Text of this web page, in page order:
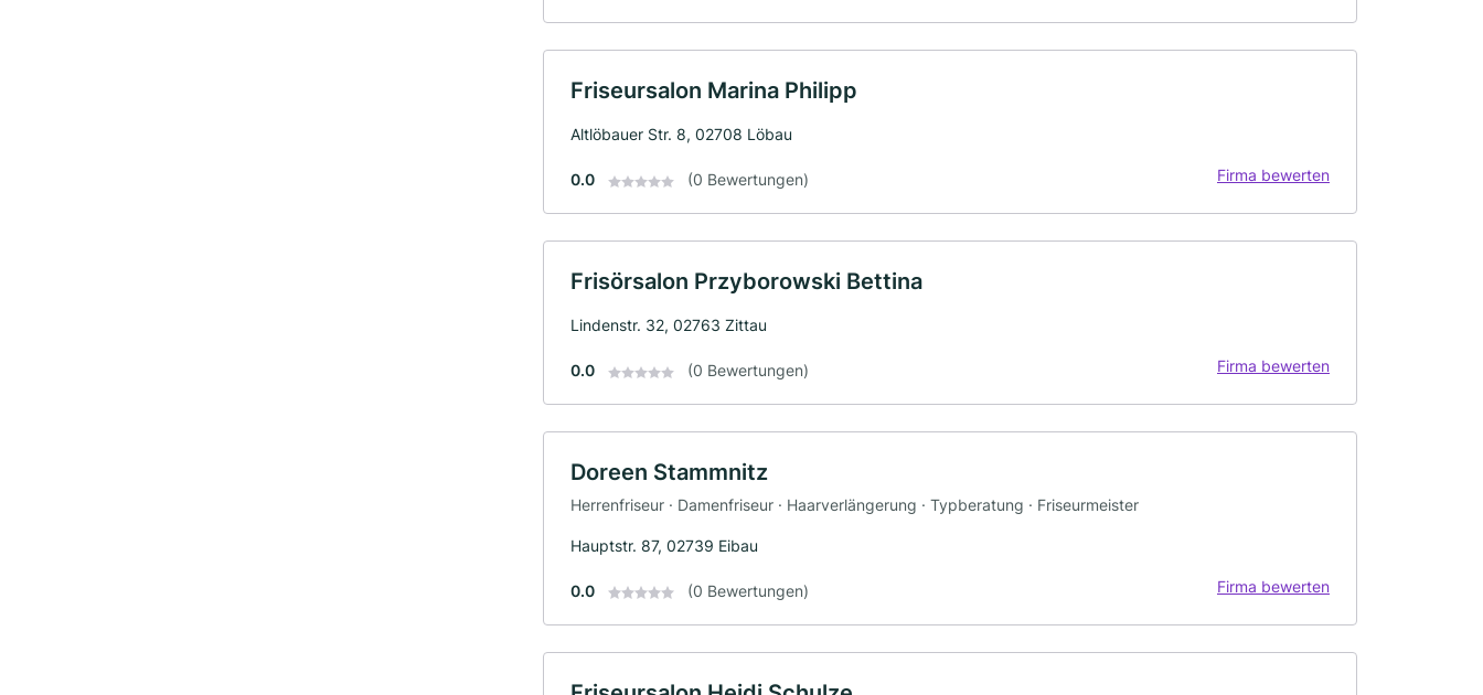
Friseursalon Marina Philipp
Altlöbauer Str. 8, 02708 Löbau
0.0 (0 Bewertungen) Firma bewerten
Frisörsalon Przyborowski Bettina
Lindenstr. 32, 02763 Zittau
0.0 (0 Bewertungen) Firma bewerten
Doreen Stammnitz
Herrenfriseur · Damenfriseur · Haarverlängerung · Typberatung · Friseurmeister
Hauptstr. 87, 02739 Eibau
0.0 (0 Bewertungen) Firma bewerten